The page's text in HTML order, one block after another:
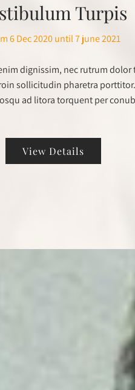
Turpis
6 Dec 2020 until 7 june 2021
dignissim, nec rutrum
sollicitudin pharetra
ad litora torquent per
View Details